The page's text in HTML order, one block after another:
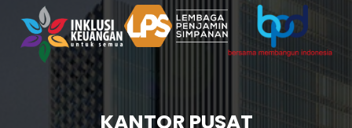
KANTOR PUSAT